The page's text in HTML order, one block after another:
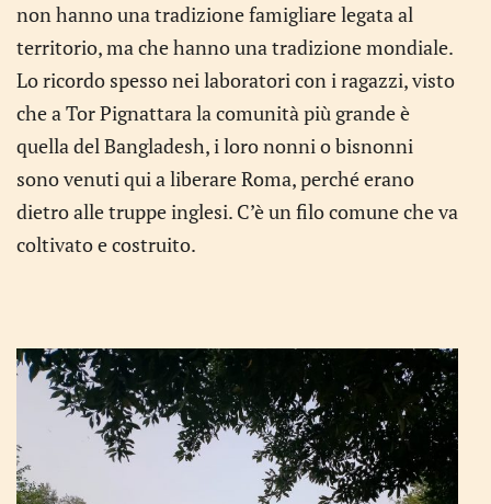
non hanno una tradizione famigliare legata al
territorio, ma che hanno una tradizione mondiale.
Lo ricordo spesso nei laboratori con i ragazzi, visto
che a Tor Pignattara la comunità più grande è
quella del Bangladesh, i loro nonni o bisnonni
sono venuti qui a liberare Roma, perché erano
dietro alle truppe inglesi. C’è un filo comune che va
coltivato e costruito.